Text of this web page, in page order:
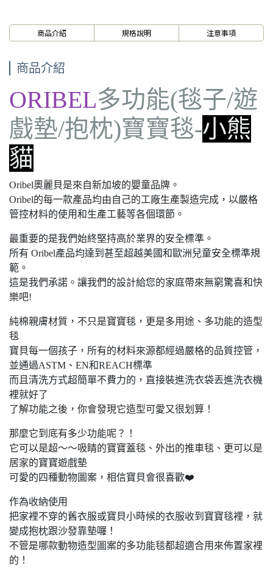
商品介紹 規格說明 注意事項
商品介紹
ORIBEL多功能(毯子/遊
戲墊/抱枕)寶寶毯-小熊
貓
Oribel奧麗貝是來自新加坡的嬰童品牌。
Oribel的每一款產品均由自己的工廠生產製造完成，以嚴格
管控材料的使用和生產工藝等各個環節。
最重要的是我們始終堅持高於業界的安全標準。
所有 Oribel產品均達到甚至超越美國和歐洲兒童安全標準規
範。
這是我們承諾。讓我們的設計給您的家庭帶來無窮驚喜和快
樂吧!
純棉親膚材質，不只是寶寶毯，更是多用途、多功能的造型
毯
寶貝每一個孩子，所有的材料來源都經過嚴格的品質控管，
並通過ASTM、EN和REACH標準
而且清洗方式超簡單不費力的，直接裝進洗衣袋丟進洗衣機
裡就好了
了解功能之後，你會發現它造型可愛又很划算！
那麼它到底有多少功能呢？！
它可以是超～～吸睛的寶寶蓋毯、外出的推車毯、更可以是
居家的寶寶遊戲墊
可愛的四種動物圖案，相信寶貝會很喜歡❤️
作為收納使用
把家裡不穿的舊衣服或寶貝小時候的衣服收到寶寶毯裡，就
變成抱枕跟沙發靠墊囉！
不管是哪款動物造型圖案的多功能毯都超適合用來佈置家裡
的！